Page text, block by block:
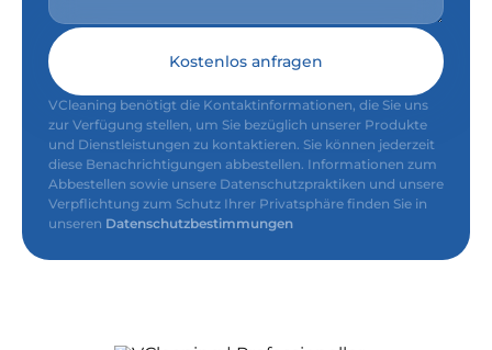
Kostenlos anfragen
VCleaning benötigt die Kontaktinformationen, die Sie uns
zur Verfügung stellen, um Sie bezüglich unserer Produkte
und Dienstleistungen zu kontaktieren. Sie können jederzeit
diese Benachrichtigungen abbestellen. Informationen zum
Abbestellen sowie unsere Datenschutzpraktiken und unsere
Verpflichtung zum Schutz Ihrer Privatsphäre finden Sie in
unseren Datenschutzbestimmungen